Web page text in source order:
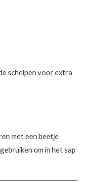
schelpen voor extra
met een beetje
om in het sap